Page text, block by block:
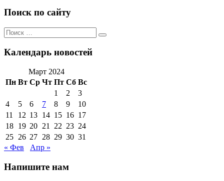
Поиск по сайту
Поиск
по:
Поиск
Календарь новостей
Март 2024
Пн Вт Ср Чт Пт Сб Вс
1
2
3
4
5 6 7 8 9
10
11
12 13 14 15 16 17
18 19 20 21 22 23 24
25 26 27 28 29 30 31
« Фев
Апр »
Напишите нам